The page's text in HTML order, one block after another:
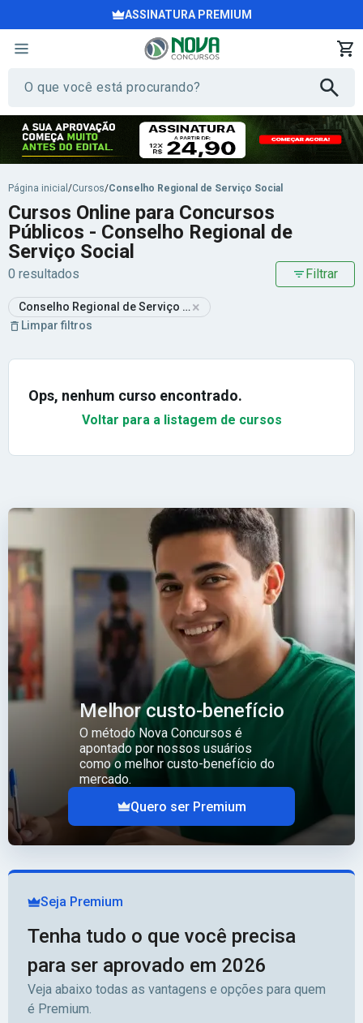
ASSINATURA PREMIUM
Página inicial /Cursos/Conselho Regional de Serviço Social
Cursos Online para Concursos
Públicos - Conselho Regional de
Serviço Social
0 resultados Filtrar
Conselho Regional de Serviço Social
×
Limpar filtros
Ops, nenhum curso encontrado.
Voltar para a listagem de cursos
Melhor custo-benefício
O método Nova Concursos é
apontado por nossos usuários
como o melhor custo-benefício do
mercado.
Quero ser Premium
Seja Premium
Tenha tudo o que você precisa
para ser aprovado em 2026
Veja abaixo todas as vantagens e opções para quem
é Premium.